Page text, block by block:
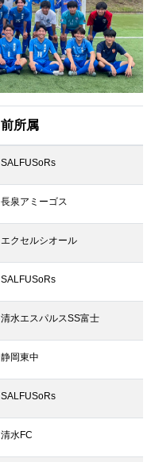
前所属
SALFUSoRs
長泉アミーゴス
エクセルシオール
SALFUSoRs
清水エスパルスSS富士
静岡東中
SALFUSoRs
清水FC